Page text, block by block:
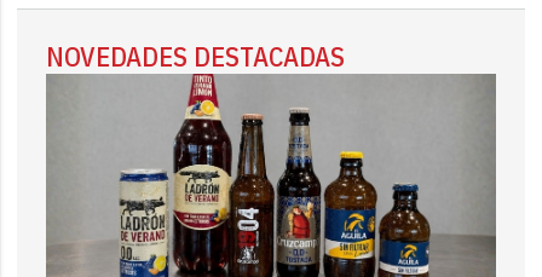
NOVEDADES DESTACADAS